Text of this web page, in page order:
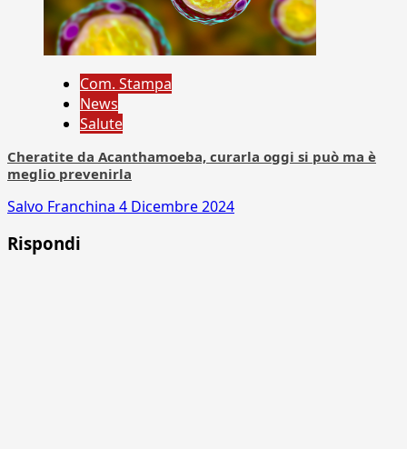
Com. Stampa
News
Salute
Cheratite da Acanthamoeba, curarla oggi si può ma è
meglio prevenirla
Salvo Franchina 4 Dicembre 2024
Rispondi